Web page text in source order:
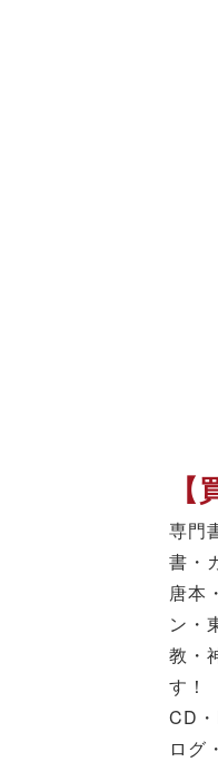
専門
書・
唐本
ン・
教・
す！
CD
ログ